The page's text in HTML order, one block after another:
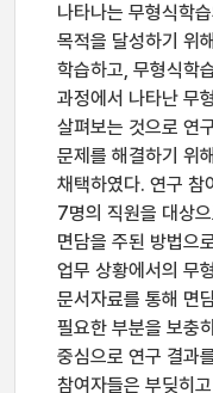
나타나는 무형식학
목적을 달성하기 위
학습하고, 무형식학
과정에서 나타난 무
살펴보는 것으로 연
문제를 해결하기 위
채택하였다. 연구 참
7명의 직원을 대상
면담을 주된 방법으
업무 상황에서의 무
문서자료를 통해 면
필요한 부분을 보충
중심으로 연구 결과
참여자들은 부딪히